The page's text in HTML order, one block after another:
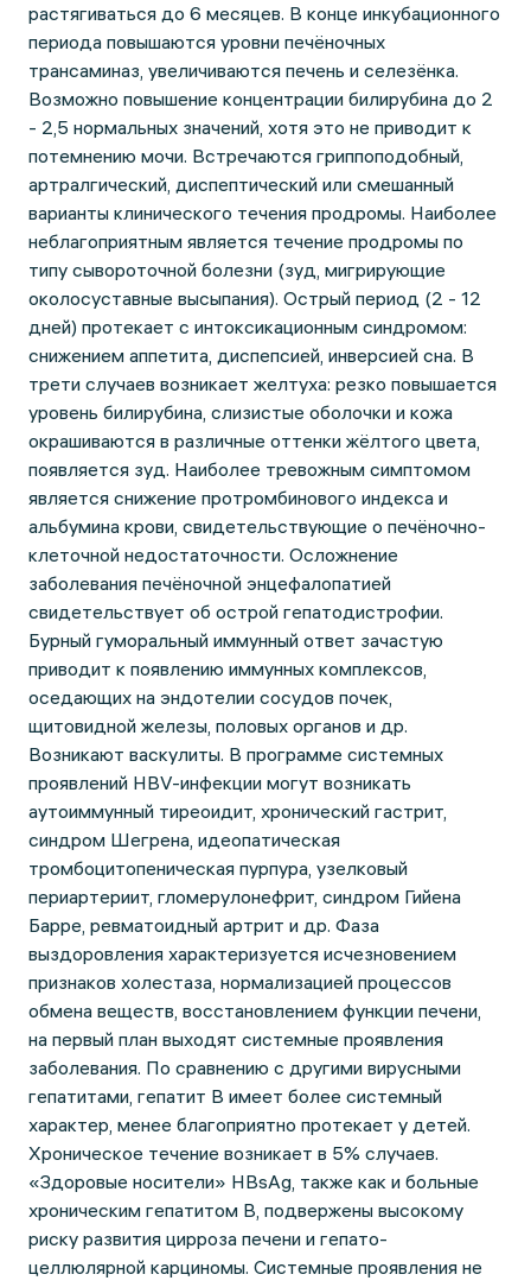
растягиваться до 6 месяцев. В конце инкубационного
периода повышаются уровни печёночных
трансаминаз, увеличиваются печень и селезёнка.
Возможно повышение концентрации билирубина до 2
- 2,5 нормальных значений, хотя это не приводит к
потемнению мочи. Встречаются гриппоподобный,
артралгический, диспептический или смешанный
варианты клинического течения продромы. Наиболее
неблагоприятным является течение продромы по
типу сывороточной болезни (зуд, мигрирующие
околосуставные высыпания). Острый период (2 - 12
дней) протекает с интоксикационным синдромом:
снижением аппетита, диспепсией, инверсией сна. В
трети случаев возникает желтуха: резко повышается
уровень билирубина, слизистые оболочки и кожа
окрашиваются в различные оттенки жёлтого цвета,
появляется зуд. Наиболее тревожным симптомом
является снижение протромбинового индекса и
альбумина крови, свидетельствующие о печёночно-
клеточной недостаточности. Осложнение
заболевания печёночной энцефалопатией
свидетельствует об острой гепатодистрофии.
Бурный гуморальный иммунный ответ зачастую
приводит к появлению иммунных комплексов,
оседающих на эндотелии сосудов почек,
щитовидной железы, половых органов и др.
Возникают васкулиты. В программе системных
проявлений HBV-инфекции могут возникать
аутоиммунный тиреоидит, хронический гастрит,
синдром Шегрена, идеопатическая
тромбоцитопеническая пурпура, узелковый
периартериит, гломерулонефрит, синдром Гийена
Барре, ревматоидный артрит и др. Фаза
выздоровления характеризуется исчезновением
признаков холестаза, нормализацией процессов
обмена веществ, восстановлением функции печени,
на первый план выходят системные проявления
заболевания. По сравнению с другими вирусными
гепатитами, гепатит В имеет более системный
характер, менее благоприятно протекает у детей.
Хроническое течение возникает в 5% случаев.
«Здоровые носители» HBsAg, также как и больные
хроническим гепатитом В, подвержены высокому
риску развития цирроза печени и гепато-
целлюлярной карциномы. Системные проявления не